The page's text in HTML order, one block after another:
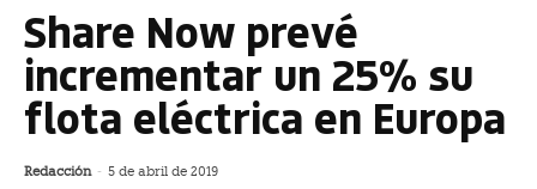
Share Now prevé
incrementar un 25% su
flota eléctrica en Europa
Redacción - 5 de abril de 2019